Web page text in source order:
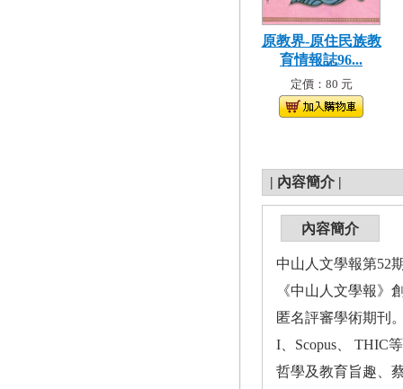
原教界-原住民族教
育情報誌96...
定價：80 元
| 內容簡介 |
內容簡介
中山人文學報第52
《中山人文學報》
匿名評審學術期刊
I、Scopus、 THIC
哲學及教育旨趣、